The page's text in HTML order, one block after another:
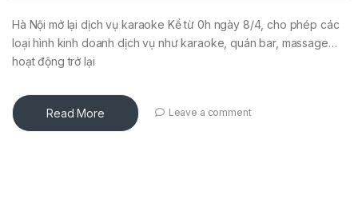
Hà Nội mở lại dịch vụ karaoke Kể từ 0h ngày 8/4, cho phép các
loại hình kinh doanh dịch vụ như karaoke, quán bar, massage…
hoạt động trở lại
Read More Leave a comment